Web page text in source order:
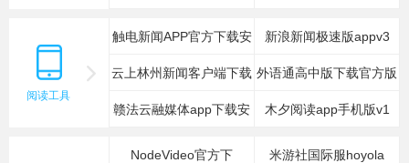
阅读工具
触电新闻APP官方下载安 新浪新闻极速版appv3
云上林州新闻客户端下载
安
外语通高中版下载官方版
2
赣法云融媒体app下载安 木夕阅读app手机版v1
NodeVideo官方下 米游社国际服hoyola